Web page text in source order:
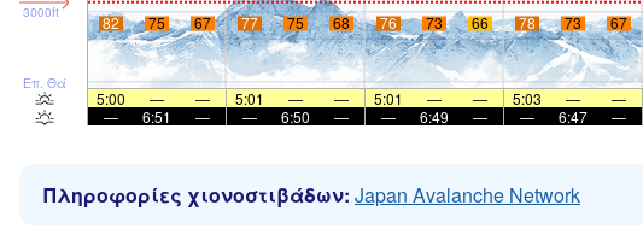
Επ. Θάλ
3000ft
82
75 67 77 75 68 76 73 66 78 73 67
5:00 — — 5:01 — — 5:01 — — 5:03 — —
—
6:51 — — 6:50 — — 6:49 — — 6:47 —
Πληροφορίες χιονοστιβάδων: Japan Avalanche Network